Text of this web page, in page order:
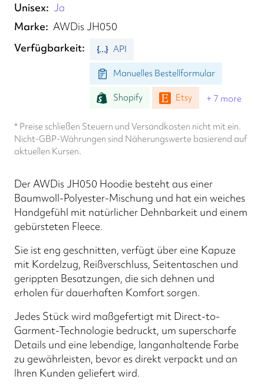
Unisex
Ja
Marke
AWDis JH050
Verfügbarkeit
API
Manuelles Bestellformular
Shopify Etsy + 7 more
* Preise schließen Steuern und Versandkosten nicht mit ein.
Nicht-GBP-Währungen sind Näherungswerte basierend auf
aktuellen Kursen.
Der AWDis JH050 Hoodie besteht aus einer
Baumwoll-Polyester-Mischung und hat ein weiches
Handgefühl mit natürlicher Dehnbarkeit und einem
gebürsteten Fleece.
Sie ist eng geschnitten, verfügt über eine Kapuze
mit Kordelzug, Reißverschluss, Seitentaschen und
gerippten Besatzungen, die sich dehnen und
erholen für dauerhaften Komfort sorgen.
Jedes Stück wird maßgefertigt mit Direct-to-
Garment-Technologie bedruckt, um superscharfe
Details und eine lebendige, langanhaltende Farbe
zu gewährleisten, bevor es direkt verpackt und an
Ihren Kunden geliefert wird.